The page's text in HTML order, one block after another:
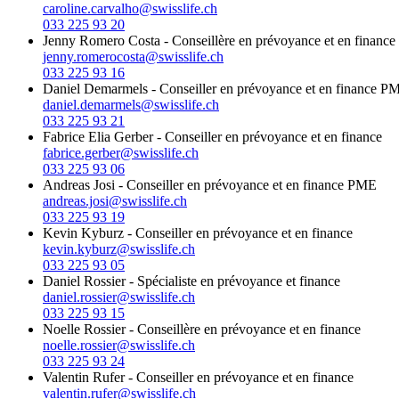
caroline.carvalho@swisslife.ch
033 225 93 20
Jenny Romero Costa - Conseillère en prévoyance et en finance
jenny.romerocosta@swisslife.ch
033 225 93 16
Daniel Demarmels - Conseiller en prévoyance et en finance
daniel.demarmels@swisslife.ch
033 225 93 21
Fabrice Elia Gerber- Conseiller en prévoyance et en finance
fabrice.gerber@swisslife.ch
033 225 93 06
Andreas Josi - Conseiller en prévoyance et en finance PME
andreas.josi@swisslife.ch
033 225 93 19
Kevin Kyburz - Conseiller en prévoyance et en finance
kevin.kyburz@swisslife.ch
033 225 93 05
Daniel Rossier- Spécialiste en prévoyance et finance
daniel.rossier@swisslife.ch
033 225 93 15
Noelle Rossier- Conseillère en prévoyance et en finance
noelle.rossier@swisslife.ch
033 225 93 24
Valentin Rufer- Conseiller en prévoyance et en finance
valentin.rufer@swisslife.ch